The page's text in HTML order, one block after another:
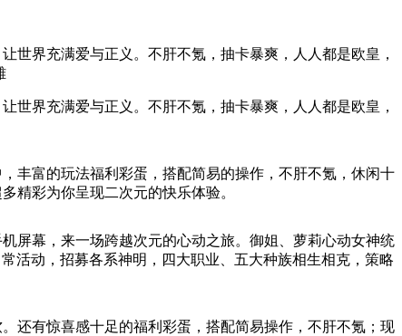
世界充满爱与正义。不肝不氪，抽卡暴爽，人人都是欧皇，
世界充满爱与正义。不肝不氪，抽卡暴爽，人人都是欧皇，
丰富的玩法福利彩蛋，搭配简易的操作，不肝不氪，休闲十
精彩为你呈现二次元的快乐体验。
屏幕，来一场跨越次元的心动之旅。御姐、萝莉心动女神统
活动，招募各系神明，四大职业、五大种族相生相克，策略
还有惊喜感十足的福利彩蛋，搭配简易操作，不肝不氪；现